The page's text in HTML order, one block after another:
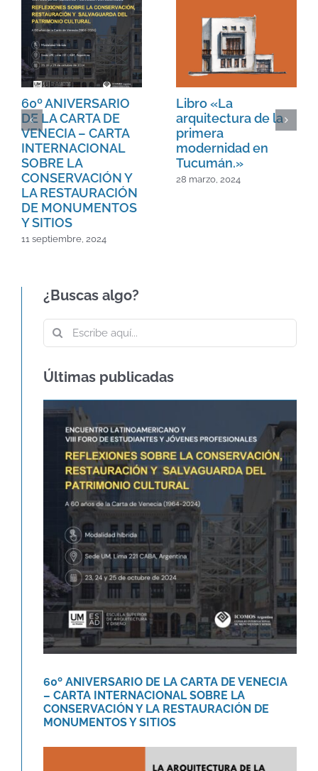
60º ANIVERSARIO
DE LA CARTA DE
VENECIA – CARTA
INTERNACIONAL
SOBRE LA
CONSERVACIÓN Y
LA RESTAURACIÓN
DE MONUMENTOS
Y SITIOS
11 septiembre, 2024
Libro «La
arquitectura de la
primera
modernidad en
Tucumán.»
28 marzo, 2024
¿Buscas algo?
Buscar:
Últimas publicadas
60º ANIVERSARIO DE LA CARTA DE
VENECIA – CARTA
INTERNACIONAL SOBRE LA
CONSERVACIÓN Y LA
RESTAURACIÓN DE
MONUMENTOS Y SITIOS
Agenda Novedades
60º ANIVERSARIO DE LA CARTA DE VENECIA
– CARTA INTERNACIONAL SOBRE LA
CONSERVACIÓN Y LA RESTAURACIÓN DE
MONUMENTOS Y SITIOS